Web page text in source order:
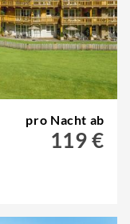
pro Nacht ab
119 €